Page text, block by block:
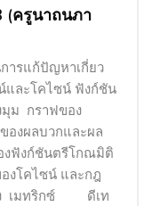
(ครูนาถนภา
ารแก้ปัญหาเกี่ยว
และโคไซน์ ฟังก์ชัน
ม กราฟของ
งผลบวกและผล
งฟังก์ชันตรีโกณมิติ
งโคไซน์ และกฎ
สูง เมทริกซ์ ดีเท